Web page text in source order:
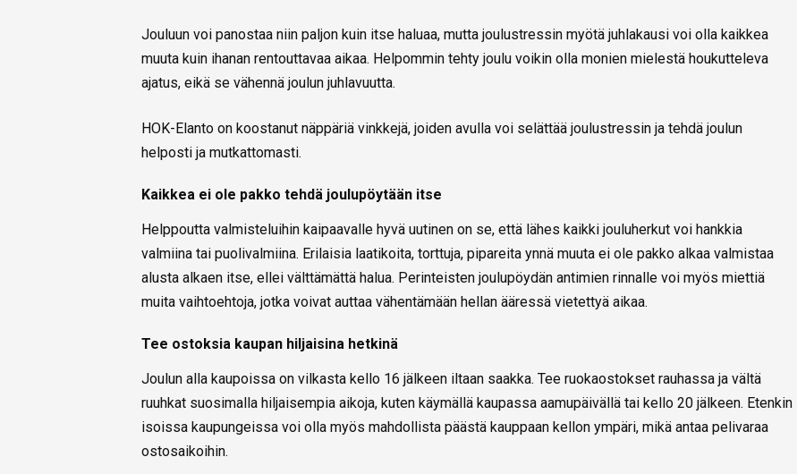
Jouluun voi panostaa niin paljon kuin itse haluaa, mutta joulustressin myötä juhlakausi voi olla kaikkea
muuta kuin ihanan rentouttavaa aikaa. Helpommin tehty joulu voikin olla monien mielestä houkutteleva
ajatus, eikä se vähennä joulun juhlavuutta.
HOK-Elanto on koostanut näppäriä vinkkejä, joiden avulla voi selättää joulustressin ja tehdä joulun
helposti ja mutkattomasti.
Kaikkea ei ole pakko tehdä joulupöytään itse
Helppoutta valmisteluihin kaipaavalle hyvä uutinen on se, että lähes kaikki jouluherkut voi hankkia
valmiina tai puolivalmiina. Erilaisia laatikoita, torttuja, pipareita ynnä muuta ei ole pakko alkaa valmistaa
alusta alkaen itse, ellei välttämättä halua. Perinteisten joulupöydän antimien rinnalle voi myös miettiä
muita vaihtoehtoja, jotka voivat auttaa vähentämään hellan ääressä vietettyä aikaa.
Tee ostoksia kaupan hiljaisina hetkinä
Joulun alla kaupoissa on vilkasta kello 16 jälkeen iltaan saakka. Tee ruokaostokset rauhassa ja vältä
ruuhkat suosimalla hiljaisempia aikoja, kuten käymällä kaupassa aamupäivällä tai kello 20 jälkeen. Etenkin
isoissa kaupungeissa voi olla myös mahdollista päästä kauppaan kellon ympäri, mikä antaa pelivaraa
ostosaikoihin.